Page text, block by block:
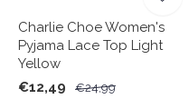
Charlie Choe Women's
Pyjama Lace Top Light
Yellow
€12,49
€24,99